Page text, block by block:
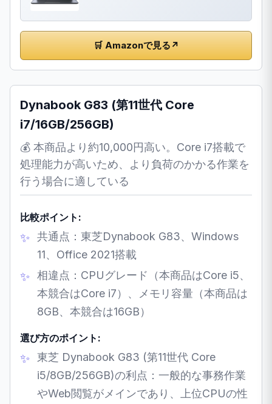
🛒 Amazonで見る ↗
Dynabook G83 (第11世代 Core
i7/16GB/256GB)
💰 本商品より約10,000円高い。Core i7搭載で
処理能力が高いため、より負荷のかかる作業を
行う場合に適している
比較ポイント:
共通点：東芝Dynabook G83、Windows
11、Office 2021搭載
相違点：CPUグレード（本商品はCore i5、
本競合はCore i7）、メモリ容量（本商品は
8GB、本競合は16GB）
選び方のポイント:
東芝 Dynabook G83 (第11世代 Core
i5/8GB/256GB)の利点：一般的な事務作業
やWeb閲覧がメインであり、上位CPUの性